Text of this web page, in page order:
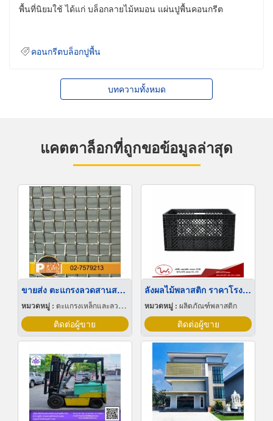
พื้นที่นิยมใช้ ได้แก่ บล็อกลายไม้หมอน แผ่นปูพื้นคอนกรีต
คอนกรีตบล็อกปูพื้น
บทความทั้งหมด
แคตตาล็อกที่ถูกขอข้อมูลล่าสุด
ขายส่ง ตะแกรงลวดสานสแตนเลส
หมวดหมู่ : ตะแกรงเหล็กและลวดตาข่าย
ติดต่อผู้ขาย
ลังผลไม้พลาสติก ราคาโรงงาน
หมวดหมู่ : ผลิตภัณฑ์พลาสติก
ติดต่อผู้ขาย